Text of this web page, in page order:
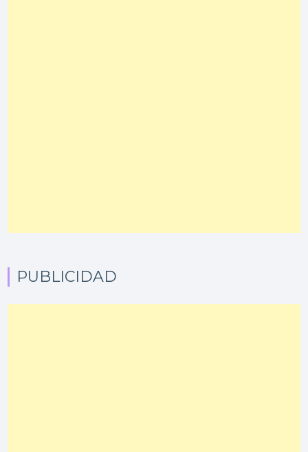
PUBLICIDAD